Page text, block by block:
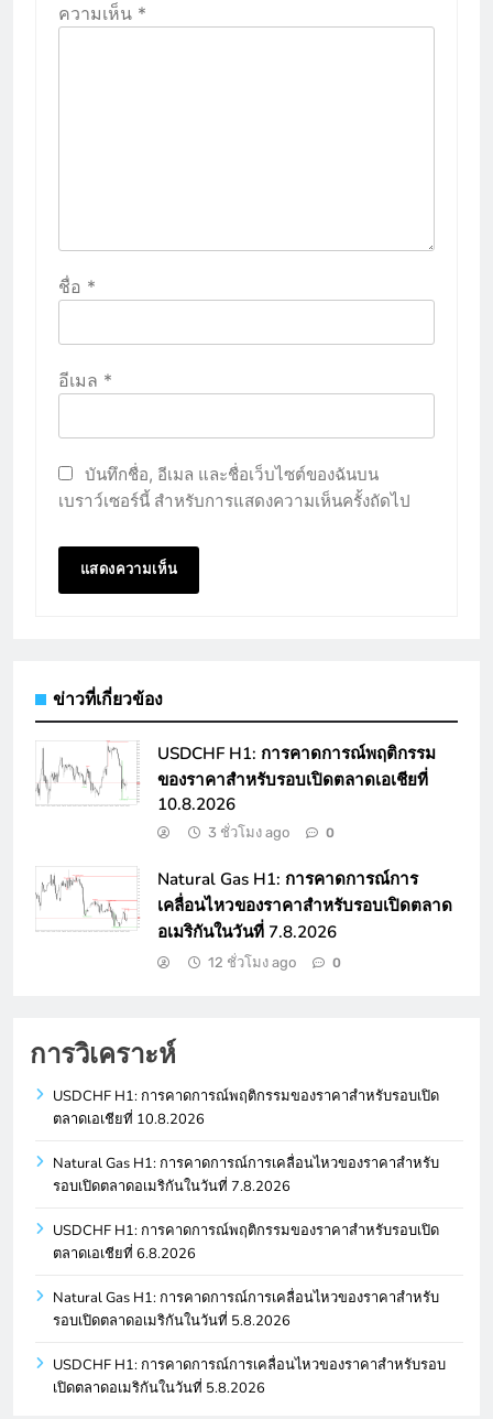
ความเห็น *
ชื่อ *
อีเมล *
บันทึกชื่อ, อีเมล และชื่อเว็บไซต์ของฉันบน
เบราว์เซอร์นี้ สำหรับการแสดงความเห็นครั้งถัดไป
ข่าวที่เกี่ยวข้อง
USDCHF H1: การคาดการณ์พฤติกรรม
ของราคาสำหรับรอบเปิดตลาดเอเชียที่
10.8.2026
3 ชั่วโมง ago 0
Natural Gas H1: การคาดการณ์การ
เคลื่อนไหวของราคาสำหรับรอบเปิดตลาด
อเมริกันในวันที่ 7.8.2026
12 ชั่วโมง ago 0
การวิเคราะห์
USDCHF H1: การคาดการณ์พฤติกรรมของราคาสำหรับรอบเปิด
ตลาดเอเชียที่ 10.8.2026
Natural Gas H1: การคาดการณ์การเคลื่อนไหวของราคาสำหรับ
รอบเปิดตลาดอเมริกันในวันที่ 7.8.2026
USDCHF H1: การคาดการณ์พฤติกรรมของราคาสำหรับรอบเปิด
ตลาดเอเชียที่ 6.8.2026
Natural Gas H1: การคาดการณ์การเคลื่อนไหวของราคาสำหรับ
รอบเปิดตลาดอเมริกันในวันที่ 5.8.2026
USDCHF H1: การคาดการณ์การเคลื่อนไหวของราคาสำหรับรอบ
เปิดตลาดอเมริกันในวันที่ 5.8.2026